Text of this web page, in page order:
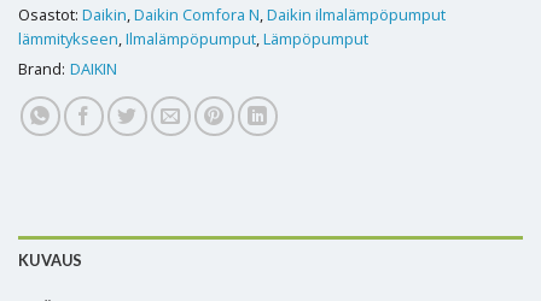
Osastot: Daikin,Daikin Comfora N,Daikin ilmalämpöpumput
lämmitykseen,Ilmalämpöpumput,Lämpöpumput
Brand: DAIKIN
KUVAUS